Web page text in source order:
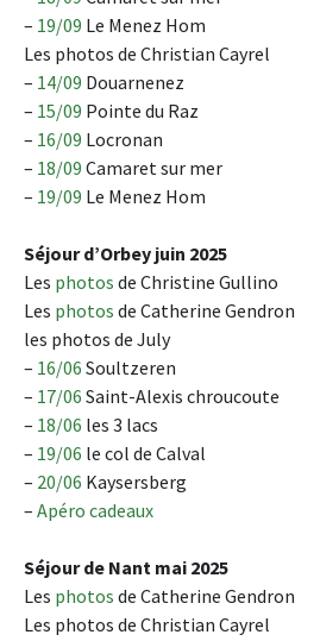
– 19/09 Le Menez Hom
Les photos de Christian Cayrel
– 14/09 Douarnenez
– 15/09 Pointe du Raz
– 16/09 Locronan
– 18/09 Camaret sur mer
– 19/09 Le Menez Hom
Séjour d’Orbey juin 2025
Les photos de Christine Gullino
Les photos de Catherine Gendron
les photos de July
– 16/06 Soultzeren
– 17/06 Saint-Alexis chroucoute
– 18/06 les 3 lacs
– 19/06 le col de Calval
– 20/06 Kaysersberg
– Apéro cadeaux
Séjour de Nant mai 2025
Les photos de Catherine Gendron
Les photos de Christian Cayrel